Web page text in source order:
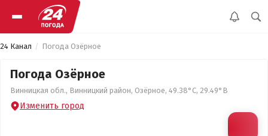
24 Канал Погода Озёрное
Погода Озёрное
Винницкая обл., Винницкий район, Озёрное, 49.38°С, 29.49°В
Изменить город